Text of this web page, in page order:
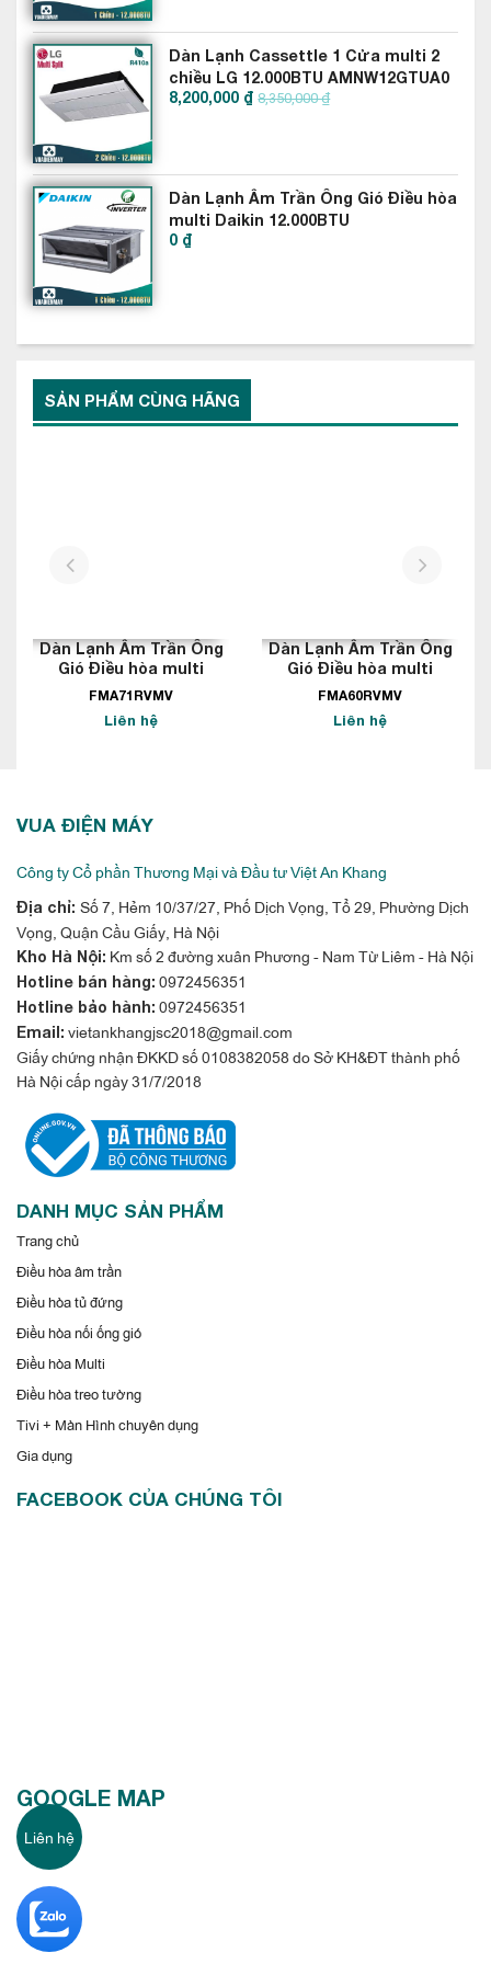
- Hẹn giờ bật / tắt tự động
- Chế độ hoạt động ban đêm
- Điều khiển DIII-net (tùy chọn)
- Tự động khởi động lại khi mất điện
- Tự chẩn đoán lỗi
Dàn Lạnh Cassettle 1 Cửa multi 2
chiều LG 12.000BTU AMNW12GTUA0
8,200,000 ₫8,350,000 ₫
Dàn Lạnh Âm Trần Ông Gió Điều hòa
multi Daikin 12.000BTU
CDXM35RVMV
0 ₫
SẢN PHẨM CÙNG HÃNG
Dàn Lạnh Âm Trần Ông
Gió Điều hòa multi
Daikin 24.000BTU
FMA71RVMV
Liên hệ
Dàn Lạnh Âm Trần Ông
Gió Điều hòa multi
Daikin 21.000BTU
FMA60RVMV
Liên hệ
VUA ĐIỆN MÁY
Công ty Cổ phần Thương Mại và Đầu tư Việt An Khang
Địa chỉ: Số 7, Hẻm 10/37/27, Phố Dịch Vọng, Tổ 29, Phường Dịch
Vọng, Quận Cầu Giấy, Hà Nội
Kho Hà Nội: Km số 2 đường xuân Phương - Nam Từ Liêm - Hà Nội
Hotline bán hàng: 0972456351
Hotline bảo hành: 0972456351
Email: vietankhangjsc2018@gmail.com
Giấy chứng nhận ĐKKD số 0108382058 do Sở KH&ĐT thành phố
Hà Nội cấp ngày 31/7/2018
DANH MỤC SẢN PHẨM
Trang chủ
Điều hòa âm trần
Điều hòa tủ đứng
Điều hòa nối ống gió
Điều hòa Multi
Điều hòa treo tường
Tivi + Màn Hình chuyên dụng
Gia dụng
FACEBOOK CỦA CHÚNG TÔI
GOOGLE MAP
Liên hệ